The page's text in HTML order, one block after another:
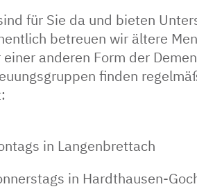
für Sie da und bieten
betreuen wir ältere
einer anderen Form der
finden
in Langenbrettach
in Hardthausen-